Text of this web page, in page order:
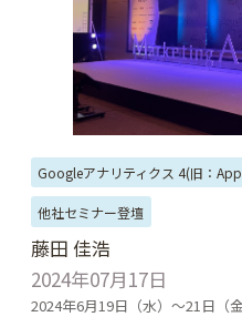
Googleアナリティクス 4(旧：
他社セミナー登壇
藤田 佳浩
2024年07月17日
2024年6月19日（水）～21日（